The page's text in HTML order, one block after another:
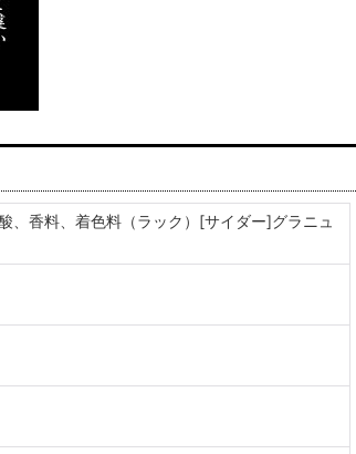
、香料、着色料（ラック）[サイダー]グラニュ